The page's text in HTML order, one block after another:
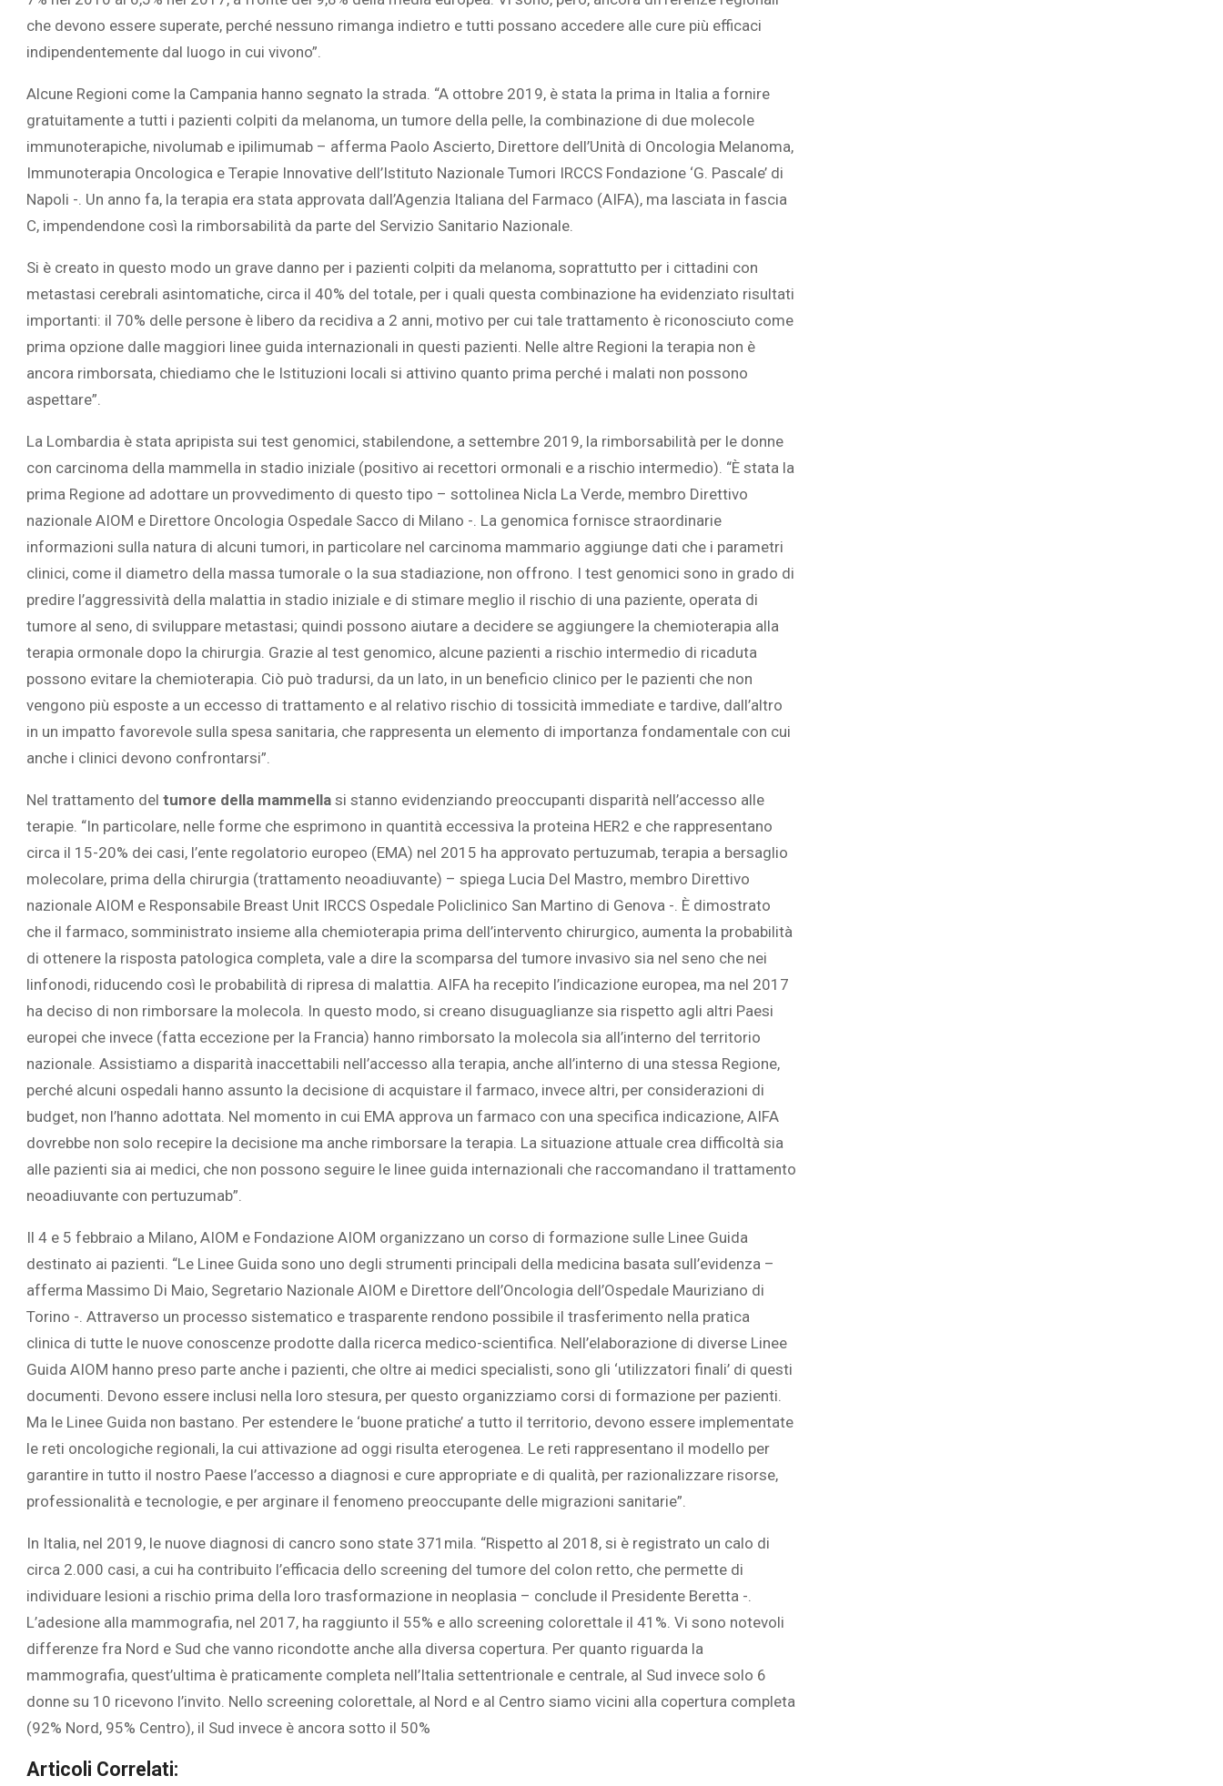
che devono essere superate, perché nessuno rimanga indietro e tutti possano accedere alle cure più efficaci
indipendentemente dal luogo in cui vivono”.
Alcune Regioni come la Campania hanno segnato la strada. “A ottobre 2019, è stata la prima in Italia a fornire
gratuitamente a tutti i pazienti colpiti da melanoma, un tumore della pelle, la combinazione di due molecole
immunoterapiche, nivolumab e ipilimumab – afferma Paolo Ascierto, Direttore dell’Unità di Oncologia Melanoma,
Immunoterapia Oncologica e Terapie Innovative dell’Istituto Nazionale Tumori IRCCS Fondazione ‘G. Pascale’ di
Napoli -. Un anno fa, la terapia era stata approvata dall’Agenzia Italiana del Farmaco (AIFA), ma lasciata in fascia
C, impendendone così la rimborsabilità da parte del Servizio Sanitario Nazionale.
Si è creato in questo modo un grave danno per i pazienti colpiti da melanoma, soprattutto per i cittadini con
metastasi cerebrali asintomatiche, circa il 40% del totale, per i quali questa combinazione ha evidenziato risultati
importanti: il 70% delle persone è libero da recidiva a 2 anni, motivo per cui tale trattamento è riconosciuto come
prima opzione dalle maggiori linee guida internazionali in questi pazienti. Nelle altre Regioni la terapia non è
ancora rimborsata, chiediamo che le Istituzioni locali si attivino quanto prima perché i malati non possono
aspettare”.
La Lombardia è stata apripista sui test genomici, stabilendone, a settembre 2019, la rimborsabilità per le donne
con carcinoma della mammella in stadio iniziale (positivo ai recettori ormonali e a rischio intermedio). “È stata la
prima Regione ad adottare un provvedimento di questo tipo – sottolinea Nicla La Verde, membro Direttivo
nazionale AIOM e Direttore Oncologia Ospedale Sacco di Milano -. La genomica fornisce straordinarie
informazioni sulla natura di alcuni tumori, in particolare nel carcinoma mammario aggiunge dati che i parametri
clinici, come il diametro della massa tumorale o la sua stadiazione, non offrono. I test genomici sono in grado di
predire l’aggressività della malattia in stadio iniziale e di stimare meglio il rischio di una paziente, operata di
tumore al seno, di sviluppare metastasi; quindi possono aiutare a decidere se aggiungere la chemioterapia alla
terapia ormonale dopo la chirurgia. Grazie al test genomico, alcune pazienti a rischio intermedio di ricaduta
possono evitare la chemioterapia. Ciò può tradursi, da un lato, in un beneficio clinico per le pazienti che non
vengono più esposte a un eccesso di trattamento e al relativo rischio di tossicità immediate e tardive, dall’altro
in un impatto favorevole sulla spesa sanitaria, che rappresenta un elemento di importanza fondamentale con cui
anche i clinici devono confrontarsi”.
Nel trattamento del tumore della mammella si stanno evidenziando preoccupanti disparità nell’accesso alle
terapie. “In particolare, nelle forme che esprimono in quantità eccessiva la proteina HER2 e che rappresentano
circa il 15-20% dei casi, l’ente regolatorio europeo (EMA) nel 2015 ha approvato pertuzumab, terapia a bersaglio
molecolare, prima della chirurgia (trattamento neoadiuvante) – spiega Lucia Del Mastro, membro Direttivo
nazionale AIOM e Responsabile Breast Unit IRCCS Ospedale Policlinico San Martino di Genova -. È dimostrato
che il farmaco, somministrato insieme alla chemioterapia prima dell’intervento chirurgico, aumenta la probabilità
di ottenere la risposta patologica completa, vale a dire la scomparsa del tumore invasivo sia nel seno che nei
linfonodi, riducendo così le probabilità di ripresa di malattia. AIFA ha recepito l’indicazione europea, ma nel 2017
ha deciso di non rimborsare la molecola. In questo modo, si creano disuguaglianze sia rispetto agli altri Paesi
europei che invece (fatta eccezione per la Francia) hanno rimborsato la molecola sia all’interno del territorio
nazionale. Assistiamo a disparità inaccettabili nell’accesso alla terapia, anche all’interno di una stessa Regione,
perché alcuni ospedali hanno assunto la decisione di acquistare il farmaco, invece altri, per considerazioni di
budget, non l’hanno adottata. Nel momento in cui EMA approva un farmaco con una specifica indicazione, AIFA
dovrebbe non solo recepire la decisione ma anche rimborsare la terapia. La situazione attuale crea difficoltà sia
alle pazienti sia ai medici, che non possono seguire le linee guida internazionali che raccomandano il trattamento
neoadiuvante con pertuzumab”.
Il 4 e 5 febbraio a Milano, AIOM e Fondazione AIOM organizzano un corso di formazione sulle Linee Guida
destinato ai pazienti. “Le Linee Guida sono uno degli strumenti principali della medicina basata sull’evidenza –
afferma Massimo Di Maio, Segretario Nazionale AIOM e Direttore dell’Oncologia dell’Ospedale Mauriziano di
Torino -. Attraverso un processo sistematico e trasparente rendono possibile il trasferimento nella pratica
clinica di tutte le nuove conoscenze prodotte dalla ricerca medico-scientifica. Nell’elaborazione di diverse Linee
Guida AIOM hanno preso parte anche i pazienti, che oltre ai medici specialisti, sono gli ‘utilizzatori finali’ di questi
documenti. Devono essere inclusi nella loro stesura, per questo organizziamo corsi di formazione per pazienti.
Ma le Linee Guida non bastano. Per estendere le ‘buone pratiche’ a tutto il territorio, devono essere implementate
le reti oncologiche regionali, la cui attivazione ad oggi risulta eterogenea. Le reti rappresentano il modello per
garantire in tutto il nostro Paese l’accesso a diagnosi e cure appropriate e di qualità, per razionalizzare risorse,
professionalità e tecnologie, e per arginare il fenomeno preoccupante delle migrazioni sanitarie”.
In Italia, nel 2019, le nuove diagnosi di cancro sono state 371mila. “Rispetto al 2018, si è registrato un calo di
circa 2.000 casi, a cui ha contribuito l’efficacia dello screening del tumore del colon retto, che permette di
individuare lesioni a rischio prima della loro trasformazione in neoplasia – conclude il Presidente Beretta -.
L’adesione alla mammografia, nel 2017, ha raggiunto il 55% e allo screening colorettale il 41%. Vi sono notevoli
differenze fra Nord e Sud che vanno ricondotte anche alla diversa copertura. Per quanto riguarda la
mammografia, quest’ultima è praticamente completa nell’Italia settentrionale e centrale, al Sud invece solo 6
donne su 10 ricevono l’invito. Nello screening colorettale, al Nord e al Centro siamo vicini alla copertura completa
(92% Nord, 95% Centro), il Sud invece è ancora sotto il 50%
Articoli Correlati: